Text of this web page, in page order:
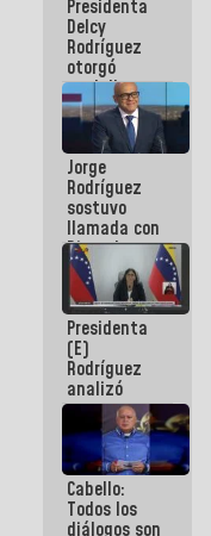
abordar
planes de
acción
Presidenta
Delcy
Rodríguez
otorgó
medalla
"Héroe de
Venezuela"
a servidores
públicos
Jorge
Rodríguez
sostuvo
llamada con
Dinorah
Figuera y
acuerdan
primer
encuentro
presencial
para el
diálogo
Presidenta
(E)
Rodríguez
analizó
junto a
gobernadores
planes de
recuperación
del Sistema
Eléctrico
Cabello:
Todos los
diálogos son